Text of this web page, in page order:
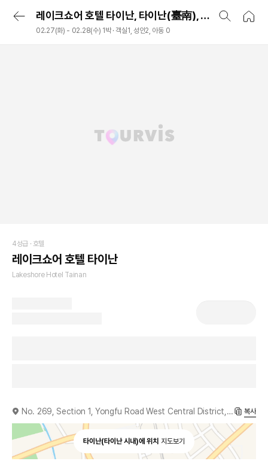
레이크쇼어 호텔 타이난, 타이난(臺南), 대만
02.27(화) - 02.28(수) 1박 · 객실1, 성인2, 아동 0
4성급 · 호텔
레이크쇼어 호텔 타이난
Lakeshore Hotel Tainan
No. 269, Section 1, Yongfu Road West Central District, Tainan, 700, TW 복사
타이난(타이난 시내)에 위치 지도보기